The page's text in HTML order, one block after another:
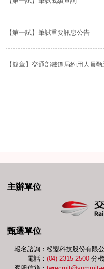
【第一試】筆試重要訊息公告
【簡章】交通部鐵道局約用人員
主辦單位
甄選單位
報名諮詢：松盟科技股份有限
電話：(04) 2315-2500 分